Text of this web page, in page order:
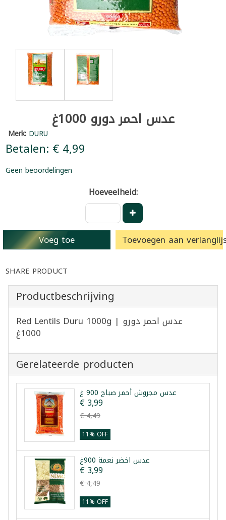
عدس احمر دورو 1000غ
Merk: DURU
Betalen: € 4,99
Geen beoordelingen
Hoeveelheid:
Voeg toe Toevoegen aan
SHARE PRODUCT
Productbeschrijving
Red Lentils Duru 1000g | عدس احمر دورو
1000غ
Gerelateerde producten
عدس مجروش أحمر صباح 900 غ
€ 3,99
€ 4,49
11% OFF
عدس اخضر نعمة 900غ
€ 3,99
€ 4,49
11% OFF